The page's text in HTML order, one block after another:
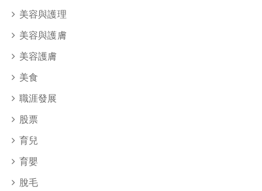
美容與護理
美容與護膚
美容護膚
美食
職涯發展
股票
育兒
育嬰
脫毛